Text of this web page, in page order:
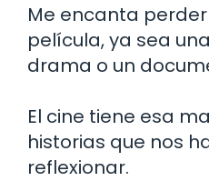
Me encanta
película, ya sea
drama o un
El cine tiene esa
historias que nos
reflexionar.